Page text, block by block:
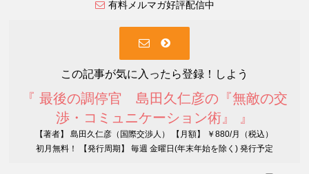
有料メルマガ好評配信中
この記事が気に入ったら登録！しよう
『 最後の調停官 島田久仁彦の『無敵の交
渉・コミュニケーション術』 』
【著者】 島田久仁彦（国際交渉人） 【月額】 ￥880/月（税込）
初月無料！ 【発行周期】 毎週 金曜日(年末年始を除く) 発行予定